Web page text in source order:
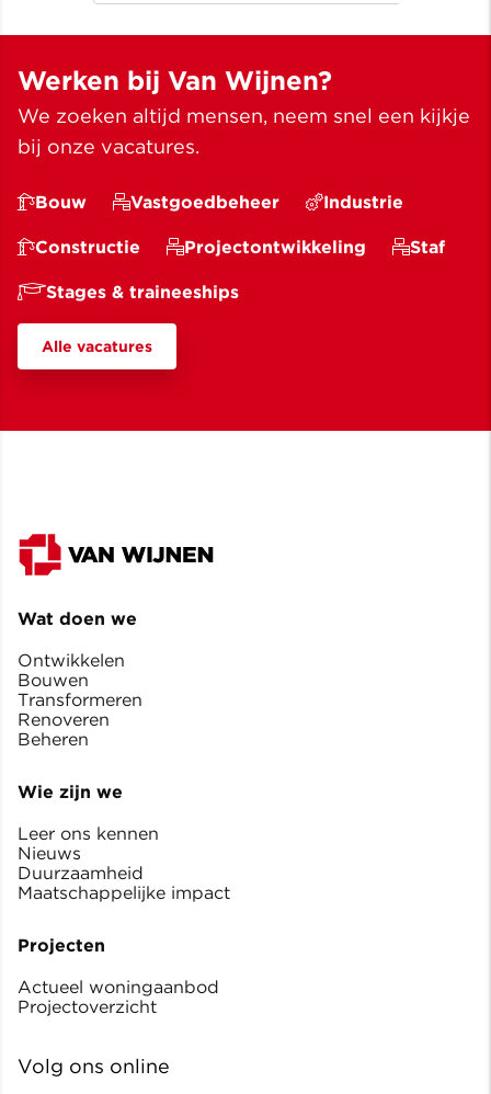
Werken bij Van Wijnen?
We zoeken altijd mensen, neem snel een kijkje
bij onze vacatures.
Bouw Vastgoedbeheer Industrie
Constructie Projectontwikkeling Staf
Stages & traineeships
Alle vacatures
Wat doen we
Ontwikkelen
Bouwen
Transformeren
Renoveren
Beheren
Wie zijn we
Leer ons kennen
Nieuws
Duurzaamheid
Maatschappelijke impact
Projecten
Actueel woningaanbod
Projectoverzicht
Volg ons online